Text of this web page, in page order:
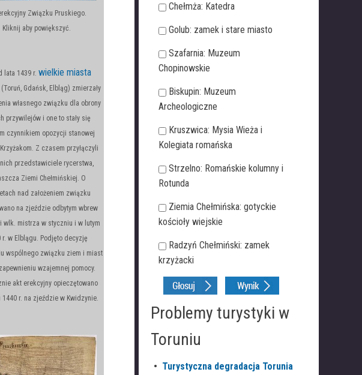
Związku Pruskiego.
Kliknij aby powiększyć.
lata 1439 r. wielkie miasta
(Toruń, Gdańsk, Elbląg) zmierzały
własnego związku dla obrony
przywilejów i one to stały się
czynnikiem opozycji stanowej
Z czasem przyłączyli
przedstawiciele rycerstwa,
Ziemi Chełmińskiej. O
nad założeniem związku
na zjeździe odbytym wbrew
wlk. mistrza w styczniu i w lutym
r. w Elblągu. Podjęto decyzję
wspólnego związku ziem i miast
wzajemnej pomocy.
akt erekcyjny opieczętowano
1440 r. na zjeździe w Kwidzynie.
Chełmża: Katedra
Golub: zamek i stare miasto
Szafarnia: Muzeum
Chopinowskie
Biskupin: Muzeum
Archeologiczne
Kruszwica: Mysia Wieża i
Kolegiata romańska
Strzelno: Romańskie kolumny i
Rotunda
Ziemia Chełmińska: gotyckie
kościoły wiejskie
Radzyń Chełmiński: zamek
krzyżacki
Problemy turystyki w
Toruniu
• Turystyczna degradacja Torunia